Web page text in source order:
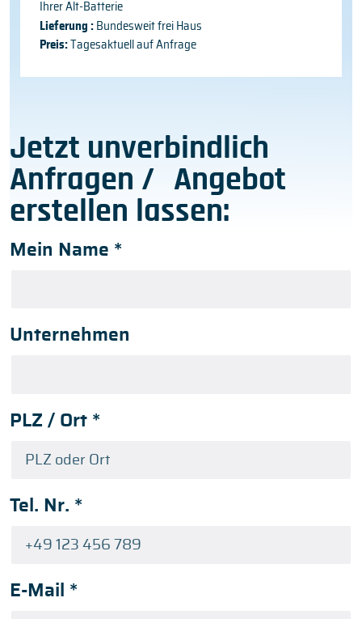
Ihrer Alt-Batterie
Lieferung : Bundesweit frei Haus
Preis:Tagesaktuell auf Anfrage
Jetzt unverbindlich
Anfragen / Angebot
erstellen lassen:
Mein Name *
Unternehmen
PLZ / Ort *
Tel. Nr. *
E-Mail *